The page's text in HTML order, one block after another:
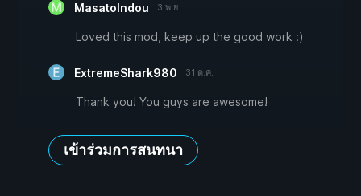
MasatoIndou 3 พ.ย.
Loved this mod, keep up the good work :)
ExtremeShark980 31 ต.ค.
Thank you! You guys are awesome!
เข้าร่วมการสนทนา